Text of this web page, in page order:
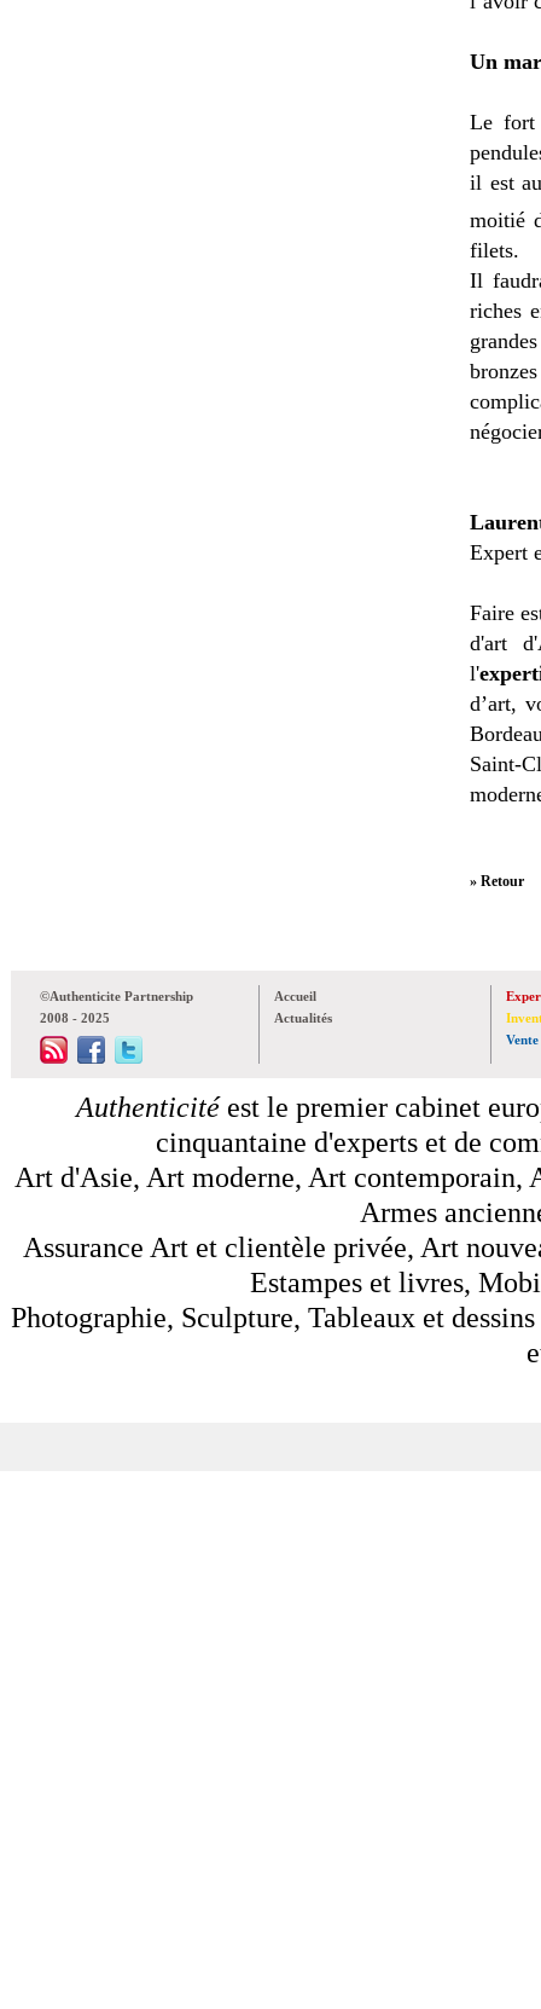
Un
Le fort
il est
moitié
filets.
Il
riches
Expert
Faire
d'art
l'
d’art,
Saint-
» Retour
©Authenticite Partnership
2008 - 2025
Accueil
Actualités
Vente
Authenticitéest le premier cabinet
cinquantaine d'experts et de
Art d'Asie, Art moderne, Art contemporain,
Armes
Assurance Art et clientèle privée, Art
Estampes et livres,
Photographie, Sculpture, Tableaux et